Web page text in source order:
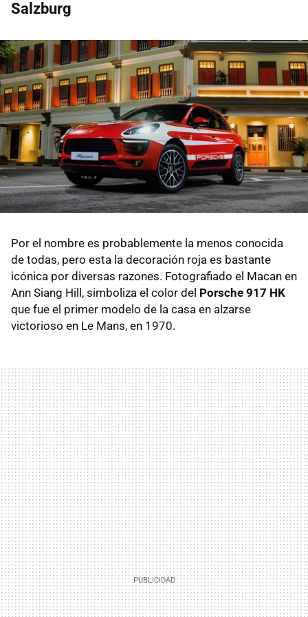
Salzburg
Por el nombre es probablemente la menos conocida
de todas, pero esta la decoración roja es bastante
icónica por diversas razones. Fotografiado el Macan en
Ann Siang Hill, simboliza el color del Porsche 917 HK
que fue el primer modelo de la casa en alzarse
victorioso en Le Mans, en 1970.